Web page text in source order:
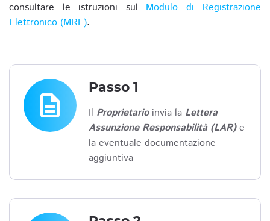
consultare le istruzioni sul Modulo di Registrazione
Elettronico (MRE).
description
Passo 1
Il Proprietarioinvia la Lettera
Assunzione Responsabilità (LAR)e
la eventuale documentazione
aggiuntiva